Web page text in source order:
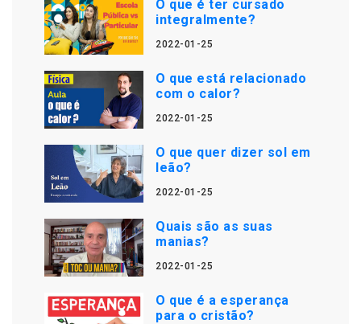
O que é ter cursado
integralmente?
2022-01-25
O que está relacionado
com o calor?
2022-01-25
O que quer dizer sol em
leão?
2022-01-25
Quais são as suas
manias?
2022-01-25
O que é a esperança
para o cristão?